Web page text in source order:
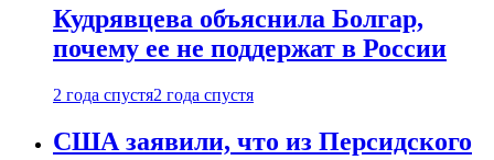
Кудрявцева объяснила Болгар,
почему ее не поддержат в России
2 года спустя2 года спустя
США заявили, что из Персидского